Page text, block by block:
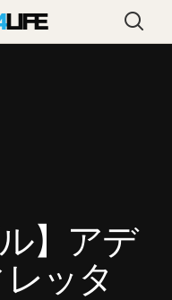
LIFE
】アデ
ッタ